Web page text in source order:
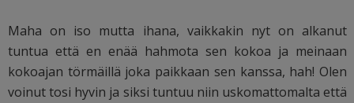
Maha on iso mutta ihana, vaikkakin nyt on alkanut
tuntua että en enää hahmota sen kokoa ja meinaan
kokoajan törmäillä joka paikkaan sen kanssa, hah! Olen
voinut tosi hyvin ja siksi tuntuu niin uskomattomalta että